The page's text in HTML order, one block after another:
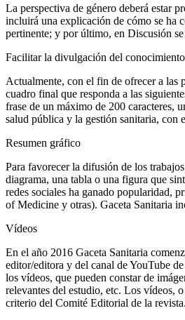
La perspectiva de género deberá estar
incluirá una explicación de cómo se ha
pertinente; y por último, en Discusión
Facilitar la divulgación del
Actualmente, con el fin de ofrecer a las
cuadro final que responda a las
frase de un máximo de 200 caracteres,
salud pública y la gestión sanitaria, con
Resumen gráfico
Para favorecer la difusión de los
diagrama, una tabla o una figura que
redes sociales ha ganado popularidad,
of Medicine y otras). Gaceta Sanitaria
Vídeos
En el año 2016 Gaceta Sanitaria
editor/editora y del canal de YouTube
los vídeos, que pueden constar de
relevantes del estudio, etc. Los vídeos,
criterio del Comité Editorial de la revista.